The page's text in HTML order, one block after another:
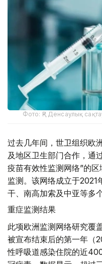
Фото: ҚР Денсаулық
过去几年间，世卫组织欧
及地区卫生部门合作，通
疫苗有效性监测网络”的
监测。该网络成立于2021
干、南高加索及中亚等多
重症监测结果
此项欧洲监测网络研究覆
被宣布结束后的第一年（
性呼吸道感染住院的近